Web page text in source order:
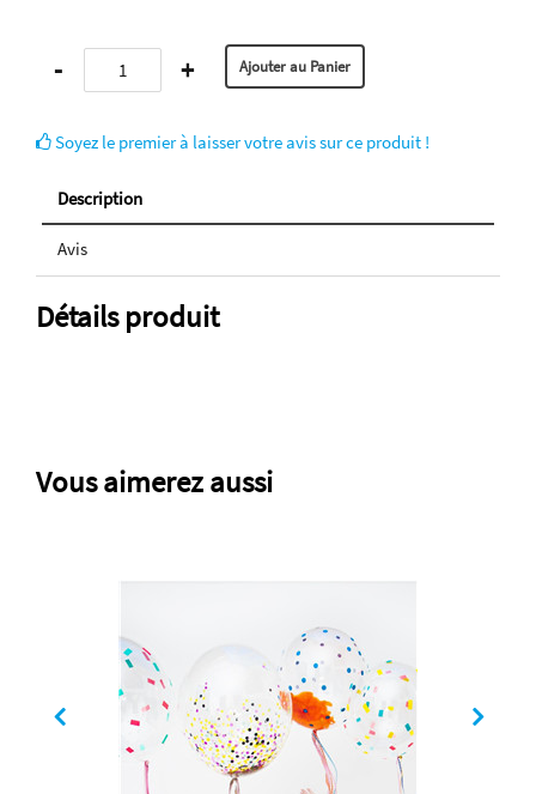
- +
Soyez le premier à laisser votre avis sur ce produit !
Description
Avis
Détails produit
Vous aimerez aussi